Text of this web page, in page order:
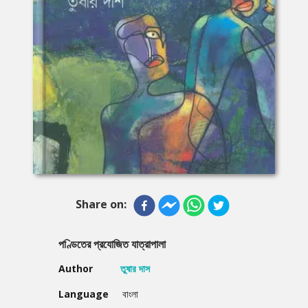
Share on:
পণ্ডিতের প্রযোজিত যাত্রাপালা
Author
তুষার দাস
Language
বাংলা